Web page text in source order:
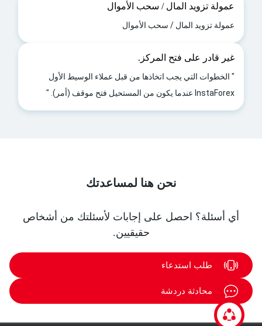
عمولة تزويد المال / سحب الأموال
عمولة تزويد المال / سحب الأموال
غير قادر على فتح المركز.
" الخطوات التي يجب اتخاذها من قبل عملاء الوسيط الأول
InstaForex عندما يكون من المستحيل فتح موقف (أمر). "
نحن هنا لمساعدتك
أي أسئلة؟ احصل على إجابات لأسئلتك من أشخاص
حقيقيين.
طلب استدعاء
محادثة دردشة